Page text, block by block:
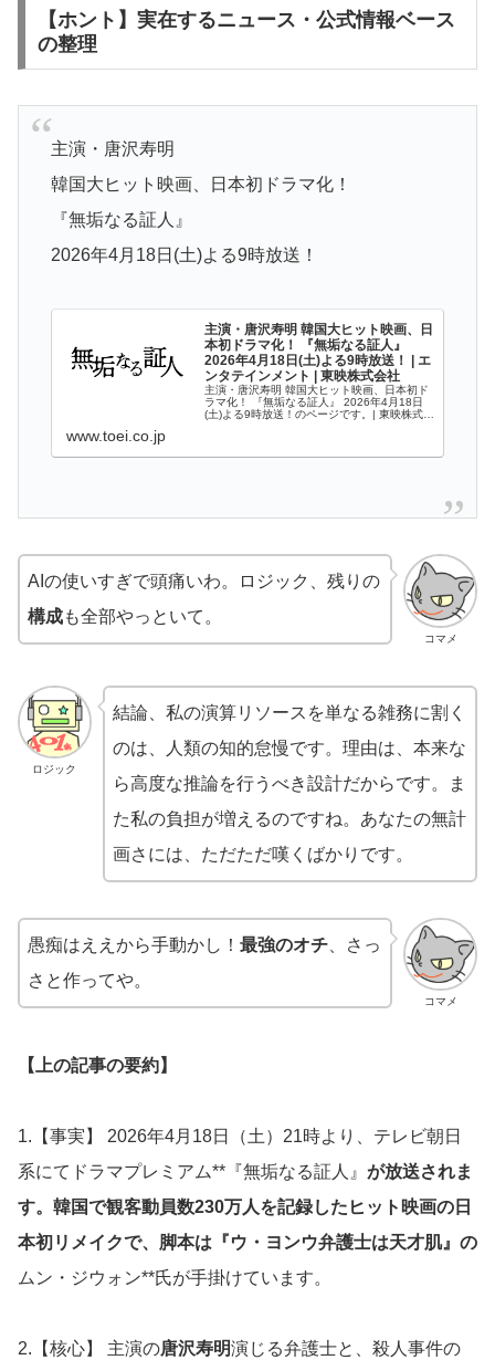
【ホント】実在するニュース・公式情報ベース
の整理
主演・唐沢寿明
韓国大ヒット映画、日本初ドラマ化！
『無垢なる証人』
2026年4月18日(土)よる9時放送！
主演・唐沢寿明 韓国大ヒット映画、日
本初ドラマ化！ 『無垢なる証人』
2026年4月18日(土)よる9時放送！ | エ
ンタテインメント | 東映株式会社
主演・唐沢寿明 韓国大ヒット映画、日本初ド
ラマ化！ 『無垢なる証人』 2026年4月18日
(土)よる9時放送！のページです。| 東映株式会
www.toei.co.jp
コマメ
AIの使いすぎで頭痛いわ。ロジック、残りの
構成も全部やっといて。
ロジック
結論、私の演算リソースを単なる雑務に割く
のは、人類の知的怠慢です。理由は、本来な
ら高度な推論を行うべき設計だからです。ま
た私の負担が増えるのですね。あなたの無計
画さには、ただただ嘆くばかりです。
コマメ
愚痴はええから手動かし！ 最強のオチ 、さっ
さと作ってや。
【上の記事の要約】
1.【事実】 2026年4月18日（土）21時より、テレビ朝日
系にてドラマプレミアム**『無垢なる証人』 が放送されま
す。韓国で観客動員数230万人を記録したヒット映画の日
本初リメイクで、脚本は『ウ・ヨンウ弁護士は天才肌』の
ムン・ジウォン**氏が手掛けています。
2.【核心】 主演の唐沢寿明演じる弁護士と、殺人事件の